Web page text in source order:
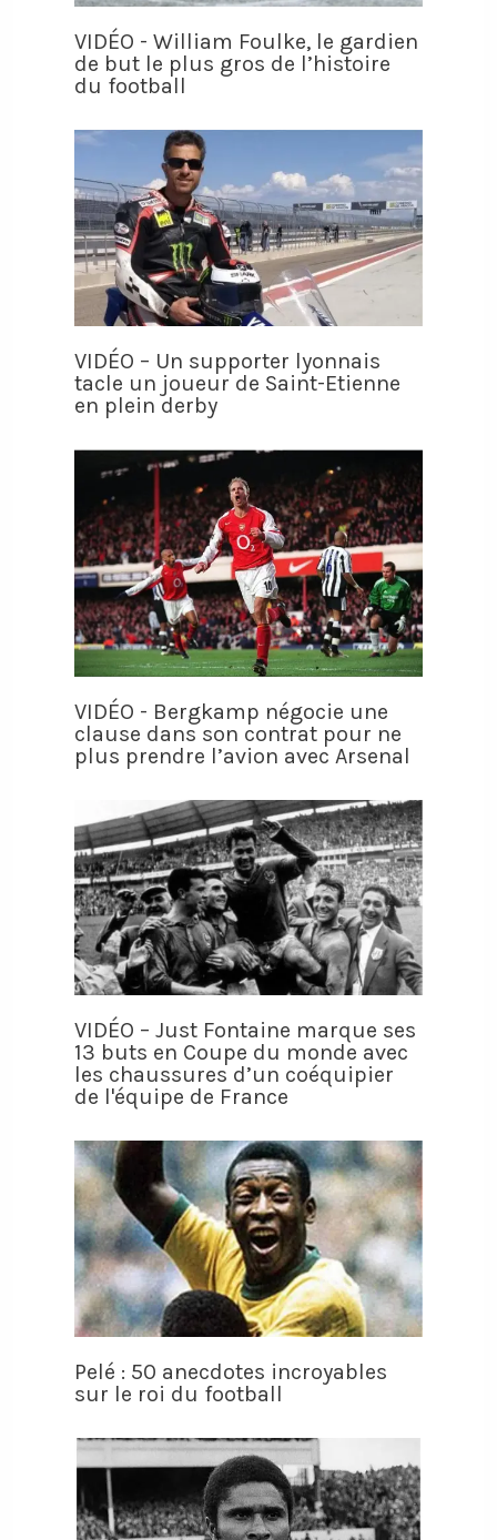
VIDÉO - William Foulke, le gardien
de but le plus gros de l’histoire
du football
VIDÉO – Un supporter lyonnais
tacle un joueur de Saint-Etienne
en plein derby
VIDÉO - Bergkamp négocie une
clause dans son contrat pour ne
plus prendre l’avion avec Arsenal
VIDÉO – Just Fontaine marque ses
13 buts en Coupe du monde avec
les chaussures d’un coéquipier
de l'équipe de France
Pelé : 50 anecdotes incroyables
sur le roi du football